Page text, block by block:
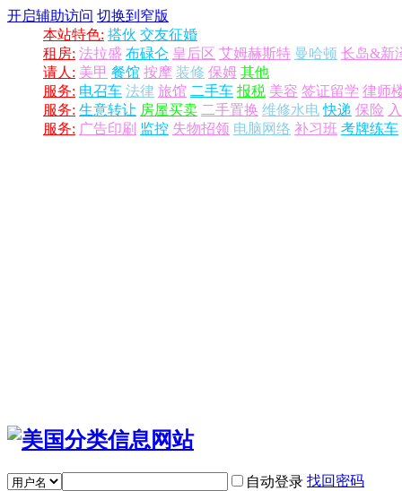
开启辅助访问 切换到窄版
本站特色: 搭伙 交友征婚
租房: 法拉盛 布碌仑 皇后区 艾姆赫斯特 曼哈顿 长岛&新
请人: 美甲 餐馆 按摩 装修 保姆 其他
服务: 电召车 法律 旅馆 二手车 报税 美容 签证留学 律师
服务: 生意转让 房屋买卖 二手置换 维修水电 快递 保险
服务: 广告印刷 监控 失物招领 电脑网络 补习班 考牌练车
自动登录 找回密码